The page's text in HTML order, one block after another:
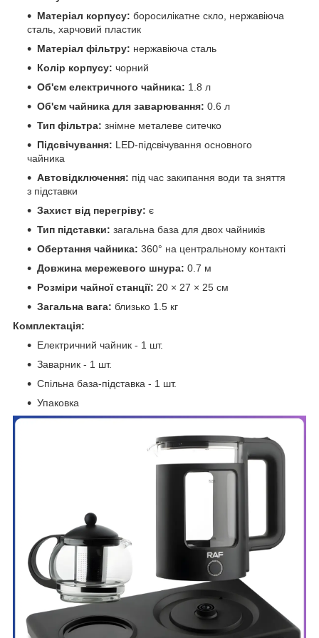
Матеріал корпусу: боросилікатне скло, нержавіюча
сталь, харчовий пластик
Матеріал фільтру: нержавіюча сталь
Колір корпусу: чорний
Об'єм електричного чайника: 1.8 л
Об'єм чайника для заварювання: 0.6 л
Тип фільтра: знімне металеве ситечко
Підсвічування: LED-підсвічування основного
чайника
Автовідключення: під час закипання води та зняття
з підставки
Захист від перегріву: є
Тип підставки: загальна база для двох чайників
Обертання чайника: 360° на центральному контакті
Довжина мережевого шнура: 0.7 м
Розміри чайної станції: 20 × 27 × 25 см
Загальна вага: близько 1.5 кг
Комплектація:
Електричний чайник - 1 шт.
Заварник - 1 шт.
Спільна база-підставка - 1 шт.
Упаковка